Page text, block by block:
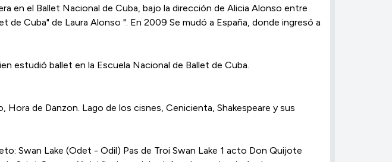
en el Ballet Nacional de Cuba, bajo la dirección de Alicia Alonso entre
Cuba" de Laura Alonso ". En 2009 Se mudó a España, donde ingresó a
estudió ballet en la Escuela Nacional de Ballet de Cuba.
Hora de Danzon. Lago de los cisnes, Cenicienta, Shakespeare y sus
Swan Lake (Odet - Odil) Pas de Troi Swan Lake 1 acto Don Quijote